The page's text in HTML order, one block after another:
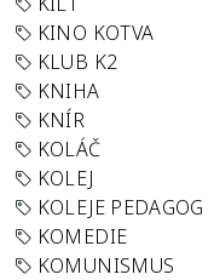
KINO KOTVA
KLUB K2
KNIHA
KNÍR
KOLÁČ
KOLEJ
KOLEJE PEDAGOG
KOMEDIE
KOMUNISMUS